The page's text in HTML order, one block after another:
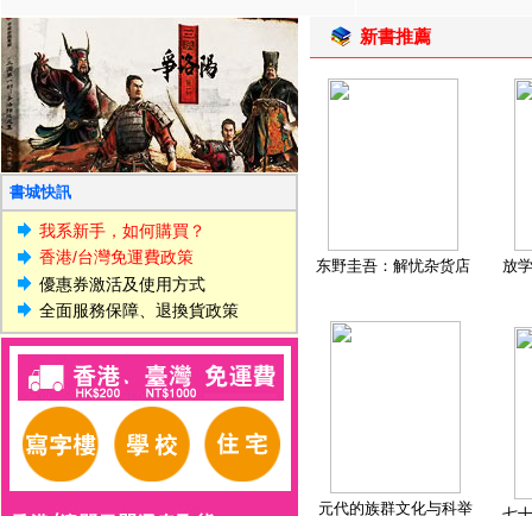
書城快訊
我系新手，如何購買？
香港/台灣免運費政策
優惠券激活及使用方式
全面服務保障、退換貨政策
新書推薦
东野圭吾：解忧杂货店 放
元代的族群文化与科举